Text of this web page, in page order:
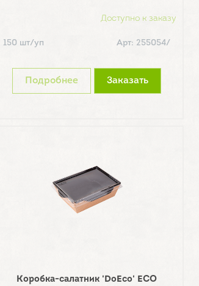
Доступно к заказу
150 шт/уп Арт: 255054/
Подробнее Заказать
Коробка-салатник 'DoEco' ECO